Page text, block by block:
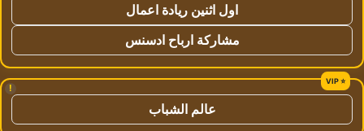
اول اثنين ريادة اعمال
مشاركة ارباح ادسنس
!
عالم الشباب